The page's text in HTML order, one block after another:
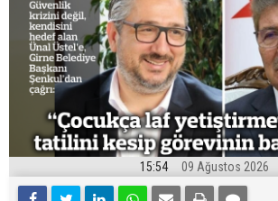
15:54 09 Ağustos 2026